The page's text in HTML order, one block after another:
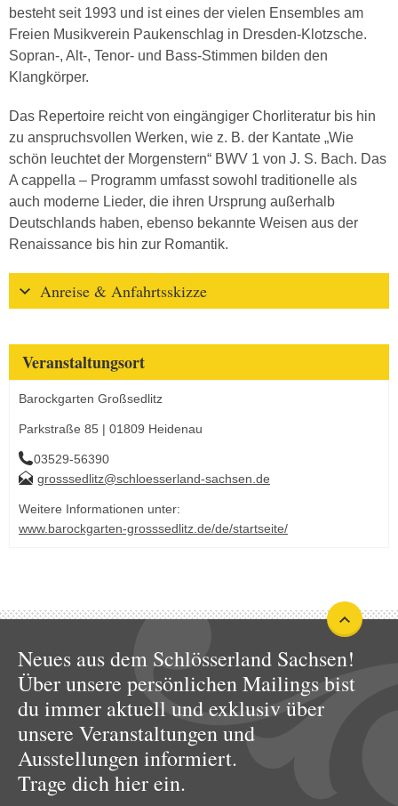
besteht seit 1993 und ist eines der vielen Ensembles am
Freien Musikverein Paukenschlag in Dresden-Klotzsche.
Sopran-, Alt-, Tenor- und Bass-Stimmen bilden den
Klangkörper.
Das Repertoire reicht von eingängiger Chorliteratur bis hin
zu anspruchsvollen Werken, wie z. B. der Kantate „Wie
schön leuchtet der Morgenstern“ BWV 1 von J. S. Bach. Das
A cappella – Programm umfasst sowohl traditionelle als
auch moderne Lieder, die ihren Ursprung außerhalb
Deutschlands haben, ebenso bekannte Weisen aus der
Renaissance bis hin zur Romantik.
Anreise & Anfahrtsskizze
Veranstaltungsort
Barockgarten Großsedlitz
Parkstraße 85 | 01809 Heidenau
03529-56390
grosssedlitz@schloesserland-sachsen.de
Weitere Informationen unter:
www.barockgarten-grosssedlitz.de/de/startseite/
Neues aus dem Schlösserland Sachsen!
Über unsere persönlichen Mailings bist
du immer aktuell und exklusiv über
unsere Veranstaltungen und
Ausstellungen informiert.
Trage dich hier ein.